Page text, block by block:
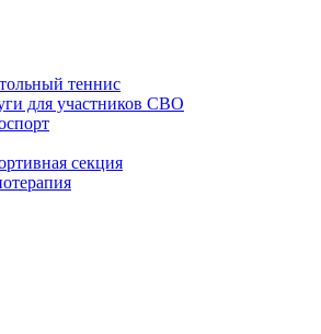
теннис
для участников СВО
секция